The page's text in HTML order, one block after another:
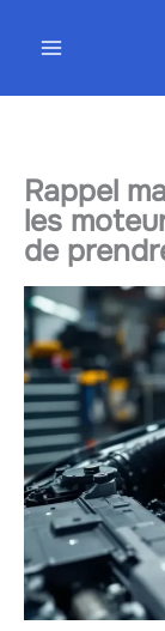
Rappel
les
de